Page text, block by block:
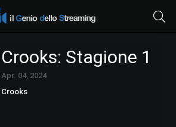
Crooks: Stagione 1
Apr. 04, 2024
Crooks